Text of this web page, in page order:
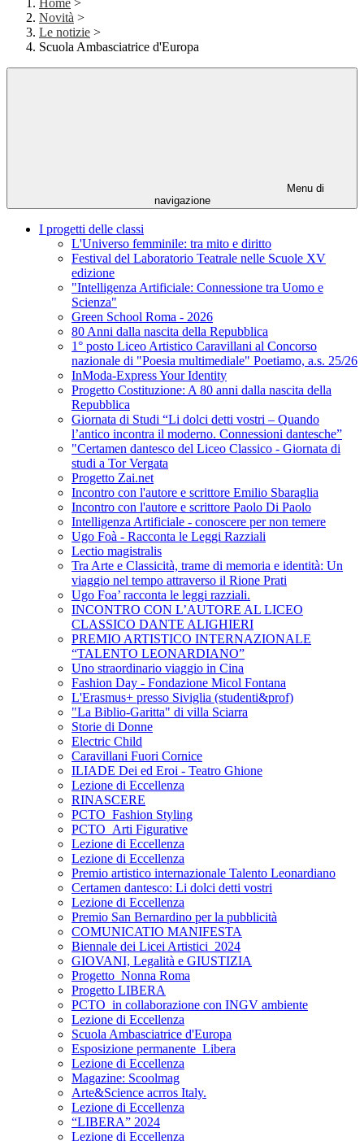
Home >
Novità >
Le notizie >
Scuola Ambasciatrice d'Europa
Menu di
navigazione
I progetti delle classi
L'Universo femminile: tra mito e diritto
Festival del Laboratorio Teatrale nelle Scuole XV
edizione
"Intelligenza Artificiale: Connessione tra Uomo e
Scienza"
Green School Roma - 2026
80 Anni dalla nascita della Repubblica
1° posto Liceo Artistico Caravillani al Concorso
nazionale di "Poesia multimediale" Poetiamo, a.s. 25/26
InModa-Express Your Identity
Progetto Costituzione: A 80 anni dalla nascita della
Repubblica
Giornata di Studi “Li dolci detti vostri – Quando
l’antico incontra il moderno. Connessioni dantesche”
"Certamen dantesco del Liceo Classico - Giornata di
studi a Tor Vergata
Progetto Zai.net
Incontro con l'autore e scrittore Emilio Sbaraglia
Incontro con l'autore e scrittore Paolo Di Paolo
Intelligenza Artificiale - conoscere per non temere
Ugo Foà - Racconta le Leggi Razziali
Lectio magistralis
Tra Arte e Classicità, trame di memoria e identità: Un
viaggio nel tempo attraverso il Rione Prati
Ugo Foa’ racconta le leggi razziali.
INCONTRO CON L’AUTORE AL LICEO
CLASSICO DANTE ALIGHIERI
PREMIO ARTISTICO INTERNAZIONALE
“TALENTO LEONARDIANO”
Uno straordinario viaggio in Cina
Fashion Day - Fondazione Micol Fontana
L'Erasmus+ presso Siviglia (studenti&prof)
"La Biblio-Garitta" di villa Sciarra
Storie di Donne
Electric Child
Caravillani Fuori Cornice
ILIADE Dei ed Eroi - Teatro Ghione
Lezione di Eccellenza
RINASCERE
PCTO_Fashion Styling
PCTO_Arti Figurative
Lezione di Eccellenza
Lezione di Eccellenza
Premio artistico internazionale Talento Leonardiano
Certamen dantesco: Li dolci detti vostri
Lezione di Eccellenza
Premio San Bernardino per la pubblicità
COMUNICATIO MANIFESTA
Biennale dei Licei Artistici_2024
GIOVANI, Legalità e GIUSTIZIA
Progetto_Nonna Roma
Progetto LIBERA
PCTO_in collaborazione con INGV ambiente
Lezione di Eccellenza
Scuola Ambasciatrice d'Europa
Esposizione permanente_Libera
Lezione di Eccellenza
Magazine: Scoolmag
Arte&Science acrros Italy.
Lezione di Eccellenza
“LIBERA” 2024
Lezione di Eccellenza